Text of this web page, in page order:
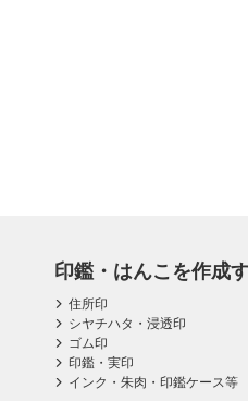
印鑑・はんこを作成
住所印
シヤチハタ・浸透印
ゴム印
印鑑・実印
インク・朱肉・印鑑ケース等